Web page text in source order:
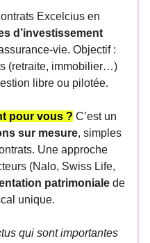
Excelcius en
d’investissement
vie. Objectif :
(retraite, immobilier…)
libre ou pilotée.
pour vous ? C’est un
sur mesure, simples
Une approche
(Nalo, Swiss Life,
patrimoniale de
unique.
qui sont importantes